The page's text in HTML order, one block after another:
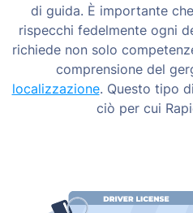
di guida. È importante
rispecchi fedelmente ogni
richiede non solo
comprensione del
localizzazione. Questo tipo
ciò per cui